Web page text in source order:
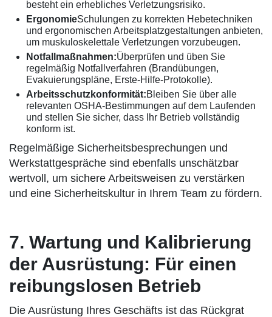
besteht ein erhebliches Verletzungsrisiko.
ErgonomieSchulungen zu korrekten Hebetechniken
und ergonomischen Arbeitsplatzgestaltungen anbieten,
um muskuloskelettale Verletzungen vorzubeugen.
Notfallmaßnahmen:Überprüfen und üben Sie
regelmäßig Notfallverfahren (Brandübungen,
Evakuierungspläne, Erste-Hilfe-Protokolle).
Arbeitsschutzkonformität:Bleiben Sie über alle
relevanten OSHA-Bestimmungen auf dem Laufenden
und stellen Sie sicher, dass Ihr Betrieb vollständig
konform ist.
Regelmäßige Sicherheitsbesprechungen und
Werkstattgespräche sind ebenfalls unschätzbar
wertvoll, um sichere Arbeitsweisen zu verstärken
und eine Sicherheitskultur in Ihrem Team zu fördern.
7. Wartung und Kalibrierung
der Ausrüstung: Für einen
reibungslosen Betrieb
Die Ausrüstung Ihres Geschäfts ist das Rückgrat